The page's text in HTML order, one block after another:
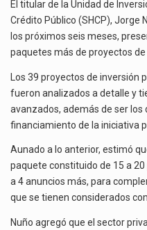
El titular de la Unidad de
Crédito Público (SHCP), Jorge
los próximos seis meses,
paquetes más de proyectos
Los 39 proyectos de inversión
fueron analizados a detalle y
avanzados, además de ser los
financiamiento de la iniciativa
Aunado a lo anterior, estimó
paquete constituido de 15 a
a 4 anuncios más, para
que se tienen considerados
Nuño agregó que el sector